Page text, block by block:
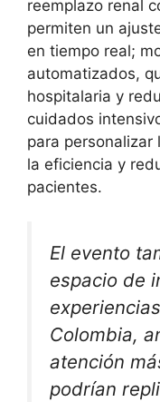
reemplazo renal
permiten un
en tiempo real;
automatizados,
hospitalaria y
cuidados
para personalizar
la eficiencia y
pacientes.
El evento
espacio de
Colombia,
atención
podrían